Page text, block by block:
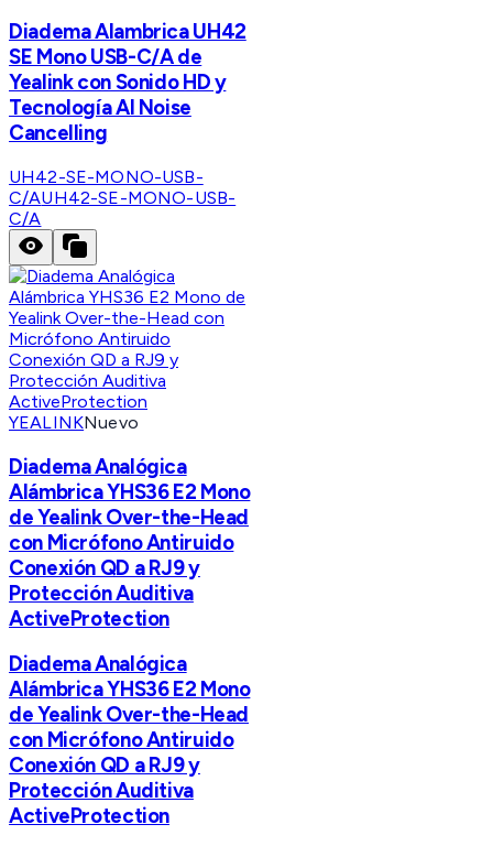
Diadema Alambrica UH42
SE Mono USB-C/A de
Yealink con Sonido HD y
Tecnología AI Noise
Cancelling
UH42-SE-MONO-USB-
C/AUH42-SE-MONO-USB-
C/A
YEALINKNuevo
Diadema Analógica
Alámbrica YHS36 E2 Mono
de Yealink Over-the-Head
con Micrófono Antiruido
Conexión QD a RJ9 y
Protección Auditiva
ActiveProtection
Diadema Analógica
Alámbrica YHS36 E2 Mono
de Yealink Over-the-Head
con Micrófono Antiruido
Conexión QD a RJ9 y
Protección Auditiva
ActiveProtection